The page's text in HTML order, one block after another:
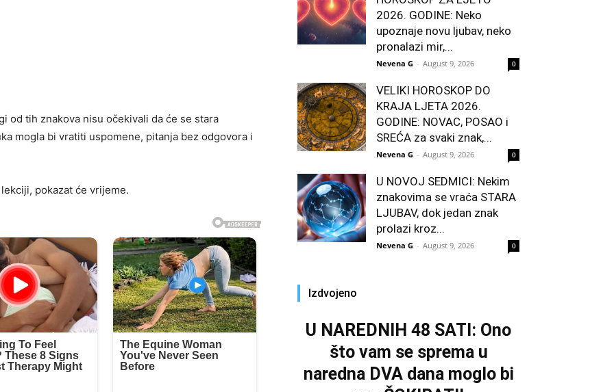
od tih znakova nisu očekivali da će se stara
mogla bi vratiti uspomene, pitanja bez odgovora i
pokazat će vrijeme.
2026. GODINE: Neko
upoznaje novu ljubav, neko
pronalazi mir,...
Nevena G - August 9, 2026 0
VELIKI HOROSKOP DO
KRAJA LJETA 2026.
GODINE: NOVAC, POSAO i
SREĆA za svaki znak,...
Nevena G - August 9, 2026 0
U NOVOJ SEDMICI: Nekim
znakovima se vraća STARA
LJUBAV, dok jedan znak
prolazi kroz...
Nevena G - August 9, 2026 0
Izdvojeno
U NAREDNIH 48 SATI: Ono
što vam se sprema u
naredna DVA dana moglo bi